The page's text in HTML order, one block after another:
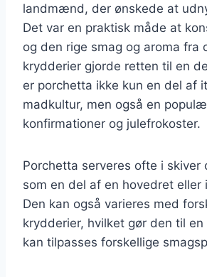
landmænd, der ønskede at
Det var en praktisk måde at
og den rige smag og aroma fra
krydderier gjorde retten til en
er porchetta ikke kun en del af
madkultur, men også en
konfirmationer og julefrokoster.
Porchetta serveres ofte i skiver
som en del af en hovedret eller
Den kan også varieres med
krydderier, hvilket gør den til
kan tilpasses forskellige